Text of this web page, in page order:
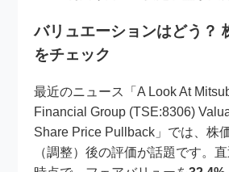
バリュエーションはどう？
をチェック
最近のニュース「A Look At
Financial Group (TSE:8306)
Share Price Pullback」では、株
（調整）後の評価が話題です。